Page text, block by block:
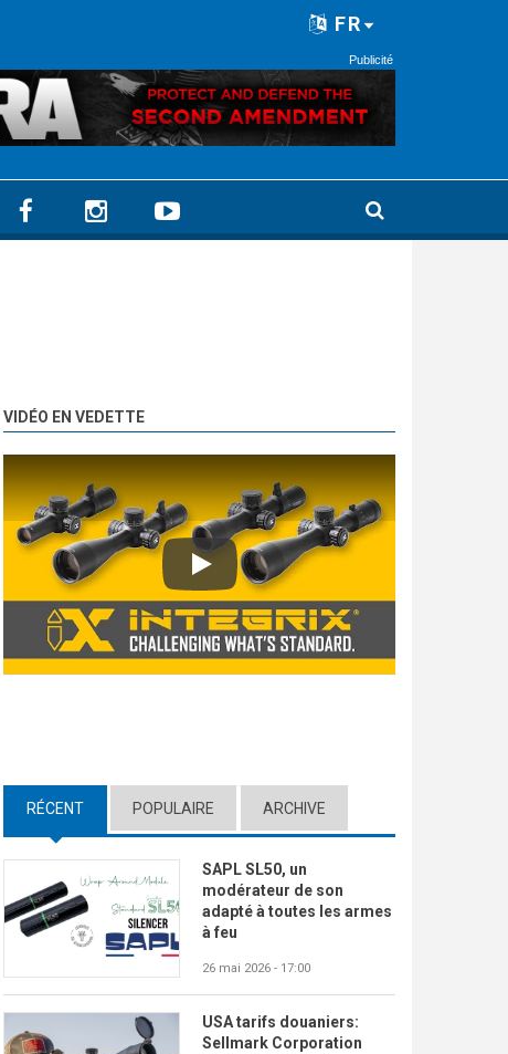
FR
Publicité
VIDÉO EN VEDETTE
Play
RÉCENT (ACTIVE TAB)
POPULAIRE ARCHIVE
SAPL SL50, un
modérateur de son
adapté à toutes les armes
à feu
26 mai 2026 - 17:00
USA tarifs douaniers:
Sellmark Corporation